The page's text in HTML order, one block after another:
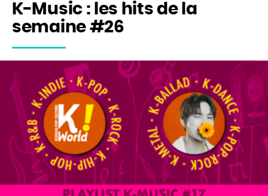
K-Music : les hits de la
semaine #26